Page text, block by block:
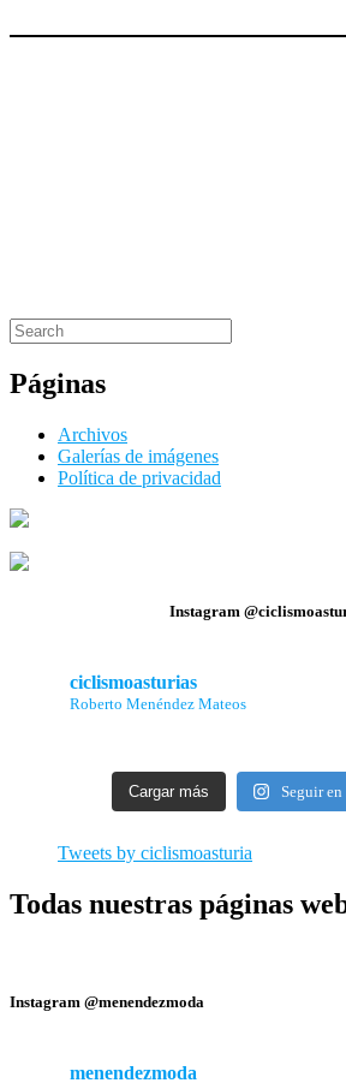
Search
for:
Páginas
Archivos
Galerías de imágenes
Política de privacidad
Instagram
ciclismoasturias
Roberto Menéndez Mateos
Cargar más Seguir
Tweets by ciclismoasturia
Todas nuestras páginas
Instagram @menendezmoda
menendezmoda